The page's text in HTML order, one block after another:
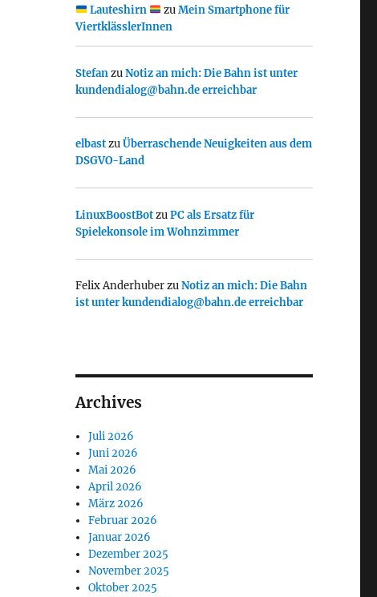
Lauteshirn zuMein Smartphone für
ViertklässlerInnen
StefanzuNotiz an mich: Die Bahn ist unter
kundendialog@bahn.de erreichbar
elbastzuÜberraschende Neuigkeiten aus dem
DSGVO-Land
LinuxBoostBotzuPC als Ersatz für
Spielekonsole im Wohnzimmer
Felix AnderhuberzuNotiz an mich: Die Bahn
ist unter kundendialog@bahn.de erreichbar
Archives
Juli 2026
Juni 2026
Mai 2026
April 2026
März 2026
Februar 2026
Januar 2026
Dezember 2025
November 2025
Oktober 2025